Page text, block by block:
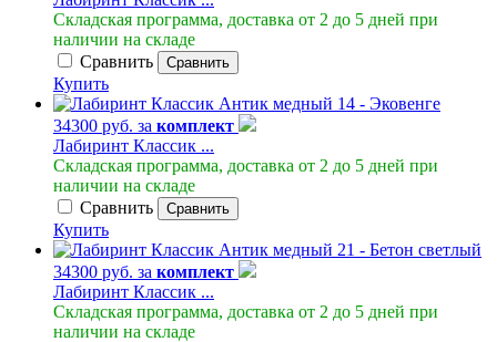
Складская программа, доставка от 2 до 5 дней при
наличии на складе
Сравнить
Сравнить
Купить
34300 руб. за комплект
Лабиринт Классик ...
Складская программа, доставка от 2 до 5 дней при
наличии на складе
Сравнить
Сравнить
Купить
34300 руб. за комплект
Лабиринт Классик ...
Складская программа, доставка от 2 до 5 дней при
наличии на складе